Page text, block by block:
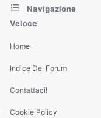
Navigazione
Veloce
Home
Indice Del Forum
Contattaci!
Cookie Policy